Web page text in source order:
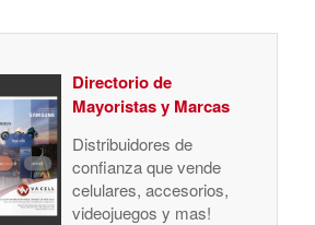
Directorio de
Mayoristas y Marcas
Distribuidores de
confianza que vende
celulares, accesorios,
videojuegos y mas!